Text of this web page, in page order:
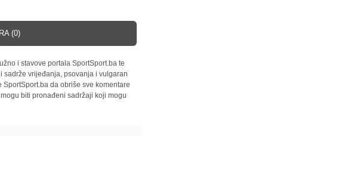
(0)
i stavove portala SportSport.ba te
sadrže vrijeđanja, psovanja i vulgaran
da obriše sve komentare
biti pronađeni sadržaji koji mogu